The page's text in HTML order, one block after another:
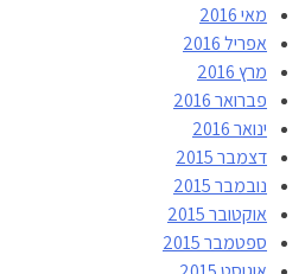
מאי 2016
אפריל 2016
מרץ 2016
פברואר 2016
ינואר 2016
דצמבר 2015
נובמבר 2015
אוקטובר 2015
ספטמבר 2015